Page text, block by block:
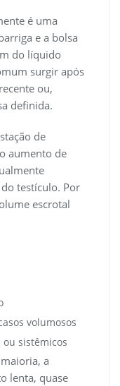
é uma
e a bolsa
do líquido
surgir após
ou,
definida.
de
aumento de
testículo. Por
escrotal
volumosos
sistêmicos
a
lenta, quase